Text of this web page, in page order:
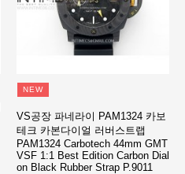
NEW
VS공장 파네라이 PAM1324 카보
테크 카본다이얼 러버스트랩
PAM1324 Carbotech 44mm GMT
VSF 1:1 Best Edition Carbon Dial
on Black Rubber Strap P.9011